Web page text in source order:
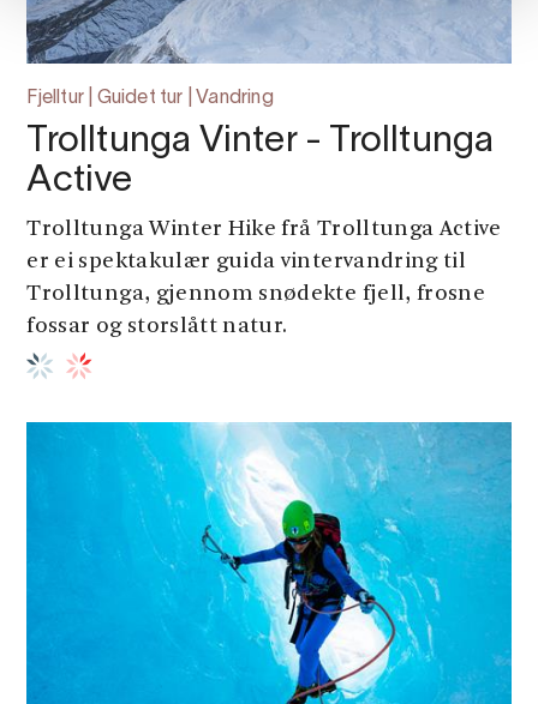
Fjelltur | Guidet tur | Vandring
Trolltunga Vinter - Trolltunga
Active
Trolltunga Winter Hike frå Trolltunga Active
er ei spektakulær guida vintervandring til
Trolltunga, gjennom snødekte fjell, frosne
fossar og storslått natur.